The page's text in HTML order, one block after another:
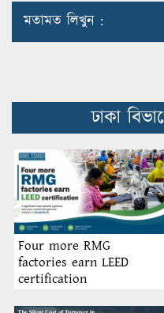
মতামত লিখুন :
ঢাকা
Four more RMG
factories earn LEED
certification